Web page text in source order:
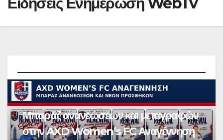
Μπαράζ ανανεώσεων και μεταγραφών
στην AXD Women’s FC Αναγέννηση